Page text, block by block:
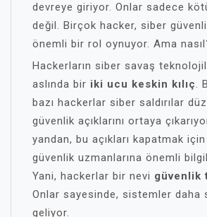
devreye giriyor. Onlar sadece
değil. Birçok hacker, siber
önemli bir rol oynuyor. Ama
Hackerların siber savaş
aslında bir iki ucu keskin kılıç.
bazı hackerlar siber saldırılar
güvenlik açıklarını ortaya
yandan, bu açıkları kapatmak için
güvenlik uzmanlarına önemli
Yani, hackerlar bir nevi güvenlik
Onlar sayesinde, sistemler daha
geliyor.